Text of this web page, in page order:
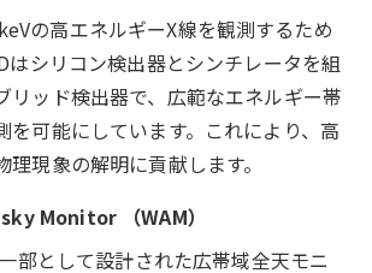
の高エネルギーX線を観測するため
はシリコン検出器とシンチレータを組
リッド検出器で、広範なエネルギー帯
を可能にしています。これにより、高
現象の解明に貢献します。
Monitor （WAM）
部として設計された広帯域全天モニ